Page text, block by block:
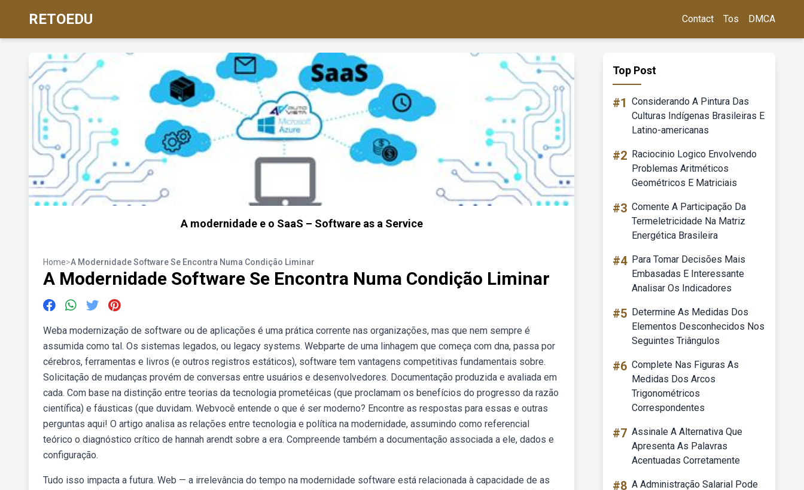
RETOEDU Contact Tos DMCA
A modernidade e o SaaS – Software as a Service
Home>A Modernidade Software Se Encontra Numa Condição Liminar
A Modernidade Software Se Encontra Numa Condição Liminar
Weba modernização de software ou de aplicações é uma prática corrente nas organizações, mas que nem sempre é
assumida como tal. Os sistemas legados, ou legacy systems. Webparte de uma linhagem que começa com dna, passa por
cérebros, ferramentas e livros (e outros registros estáticos), software tem vantagens competitivas fundamentais sobre.
Solicitação de mudanças provém de conversas entre usuários e desenvolvedores. Documentação produzida e avaliada em
cada. Com base na distinção entre teorias da tecnologia prometéicas (que proclamam os benefícios do progresso da razão
científica) e fáusticas (que duvidam. Webvocê entende o que é ser moderno? Encontre as respostas para essas e outras
perguntas aqui! O artigo analisa as relações entre tecnologia e política na modernidade, assumindo como referencial
teórico o diagnóstico crítico de hannah arendt sobre a era. Compreende também a documentação associada a ele, dados e
configuração.
Tudo isso impacta a futura. Web — a irrelevância do tempo na modernidade software está relacionada à capacidade de as
Top Post
#1 Considerando A Pintura Das
Culturas Indígenas Brasileiras E
Latino-americanas
#2 Raciocinio Logico Envolvendo
Problemas Aritméticos
Geométricos E Matriciais
#3 Comente A Participação Da
Termeletricidade Na Matriz
Energética Brasileira
#4 Para Tomar Decisões Mais
Embasadas E Interessante
Analisar Os Indicadores
#5 Determine As Medidas Dos
Elementos Desconhecidos Nos
Seguintes Triângulos
#6 Complete Nas Figuras As
Medidas Dos Arcos
Trigonométricos
Correspondentes
#7 Assinale A Alternativa Que
Apresenta As Palavras
Acentuadas Corretamente
#8 A Administração Salarial Pode